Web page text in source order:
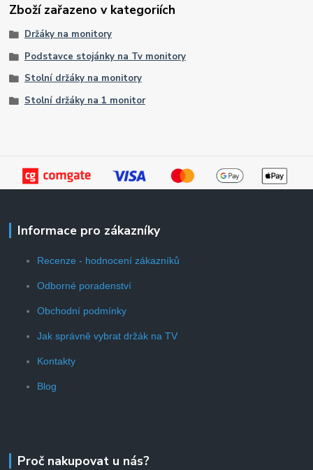
Zboží zařazeno v kategoriích
Držáky na monitory
Podstavce stojánky na Tv monitory
Stolní držáky na monitory
Stolní držáky na 1 monitor
Informace pro zákazníky
Recenze - hodnocení zákazníků
Odborné poradenství
Obchodní podmínky
Jak správně vybrat držák na TV
Kontakty
Blog
Proč nakupovat u nás?